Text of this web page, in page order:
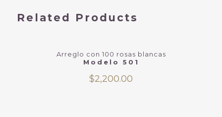
Related Products
Arreglo con 100 rosas blancas
Modelo 501
$2,200.00